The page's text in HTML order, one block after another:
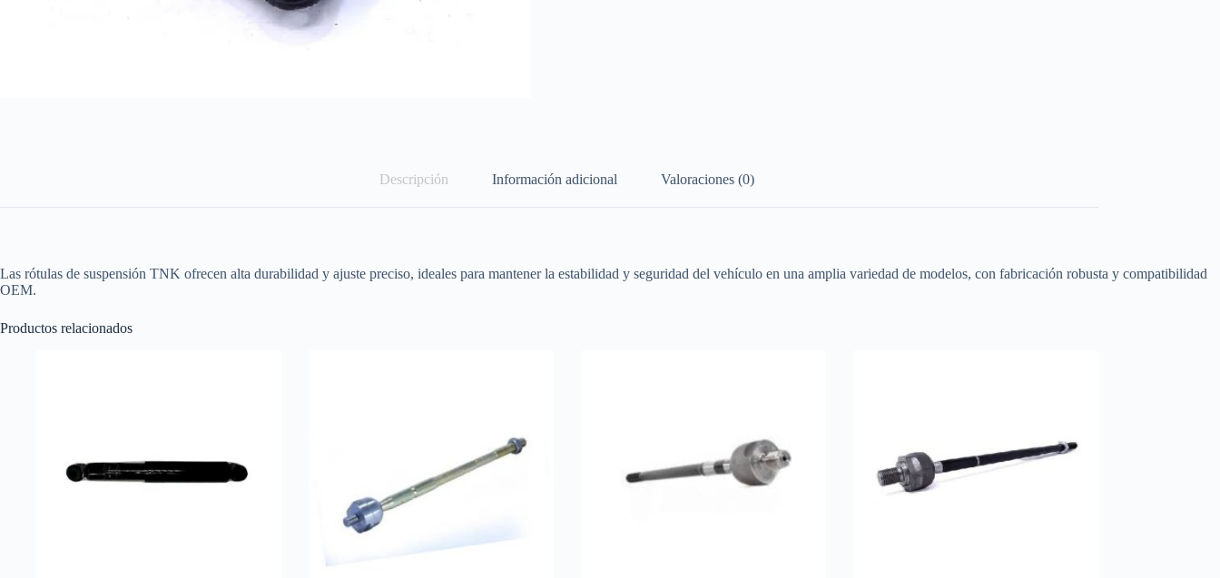
Descripción Información adicional Valoraciones (0)
Las rótulas de suspensión TNK ofrecen alta durabilidad y ajuste preciso, ideales para mantener la estabilidad y seguridad del vehículo en una amplia variedad de modelos, con fabricación robusta y compatibilidad
OEM.
Productos relacionados